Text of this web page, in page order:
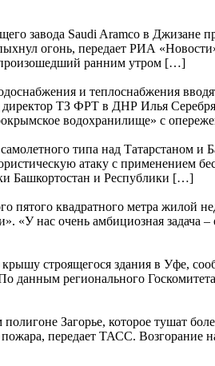
завода Saudi Aramco в Джизане
огонь, передает РИА
произошедший ранним утром […]
и теплоснабжения
ТЗ ФРТ в ДНР Илья
водохранилище» с
типа над Татарстаном и
атаку с применением
Башкортостан и Республики […]
пятого квадратного метра жилой
«У нас очень амбициозная задача
строящегося здания в Уфе,
данным регионального
Загорье, которое тушат
передает ТАСС. Возгорание